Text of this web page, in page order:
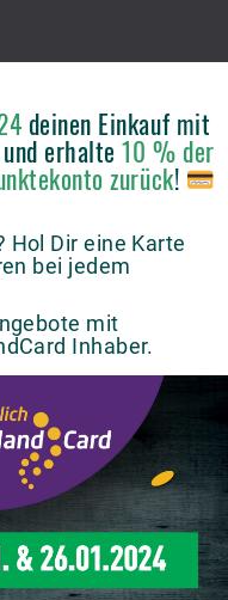
deinen Einkauf mit
und erhalte10 % der
zurück!
Hol Dir eine Karte
bei jedem
mit
Inhaber.